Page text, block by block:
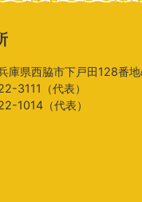
庫県西脇市下戸田128番地
3111（代表）
1014（代表）